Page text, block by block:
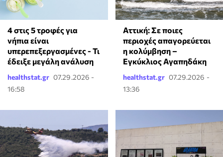
4 στις 5 τροφές για
νήπια είναι
υπερεπεξεργασμένες - Τι
έδειξε μεγάλη ανάλυση
healthstat.gr 07.29.2026 -
16:58
Αττική: Σε ποιες
περιοχές απαγορεύεται
η κολύμβηση –
Εγκύκλιος Αγαπηδάκη
healthstat.gr 07.29.2026 -
13:36